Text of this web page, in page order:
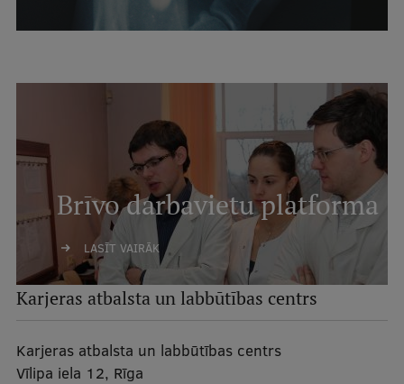
Mobile
izvēlne
Pamatstudiju programmas
Maģistra studiju programmas
Doktorantūra
Rezidentūra
Uzņemšana
Praktiska informācija
Par RSU
Brīvo darbavietu platforma
LASĪT VAIRĀK
Karjeras atbalsta un labbūtības centrs
Karjeras atbalsta un labbūtības centrs
Vīlipa iela 12, Rīga